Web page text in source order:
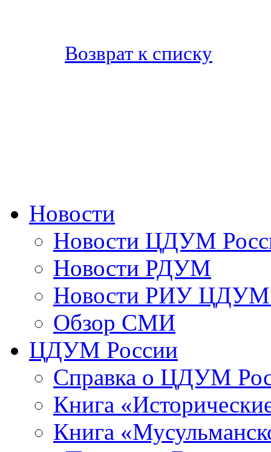
Возврат к списку
Новости
Новости ЦДУМ
Новости РДУМ
Новости РИУ ЦДУМ
Обзор СМИ
ЦДУМ России
Справка о ЦДУМ
Книга
Книга